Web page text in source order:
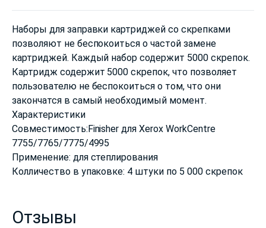
Наборы для заправки картриджей со скрепками
позволяют не беспокоиться о частой замене
картриджей. Каждый набор содержит 5000 скрепок.
Картридж содержит 5000 скрепок, что позволяет
пользователю не беспокоиться о том, что они
закончатся в самый необходимый момент.
Характеристики
Совместимость:Finisher для Xerox WorkCentre
7755/7765/7775/4995
Применение: для степлирования
Колличество в упаковке: 4 штуки по 5 000 скрепок
Отзывы